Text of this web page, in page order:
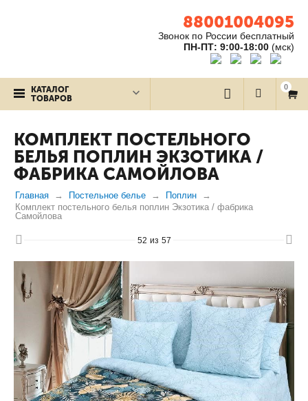
88001004095
Звонок по России бесплатный
ПН-ПТ: 9:00-18:00 (мск)
КАТАЛОГ
ТОВАРОВ
0
КОМПЛЕКТ ПОСТЕЛЬНОГО
БЕЛЬЯ ПОПЛИН ЭКЗОТИКА /
ФАБРИКА САМОЙЛОВА
Главная Постельное белье
Поплин
Комплект постельного белья поплин Экзотика / фабрика
Самойлова
52 из 57